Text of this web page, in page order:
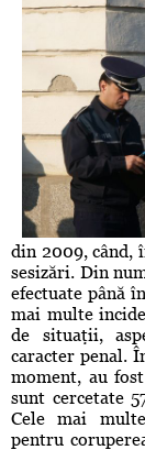
din 2009, când,
sesizări. Din
efectuate până
mai multe
de situaţii,
caracter penal.
moment, au
sunt cercetate
Cele mai
pentru